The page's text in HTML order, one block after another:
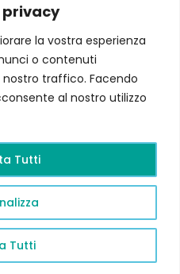
privacy
la vostra esperienza
o contenuti
nostro traffico. Facendo
al nostro utilizzo
Tutti
Tutti
2026. Tutti diritti
Sito creato
Policy –
EMILIA ROMAGNA